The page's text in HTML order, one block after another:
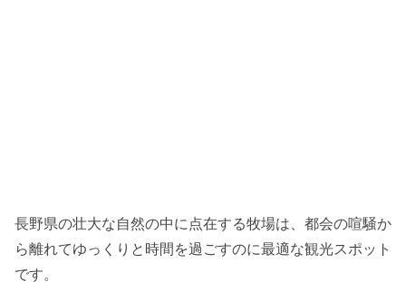
長野県の壮大な自然の中に点在する牧場は、都会の喧騒か
ら離れてゆっくりと時間を過ごすのに最適な観光スポット
です。